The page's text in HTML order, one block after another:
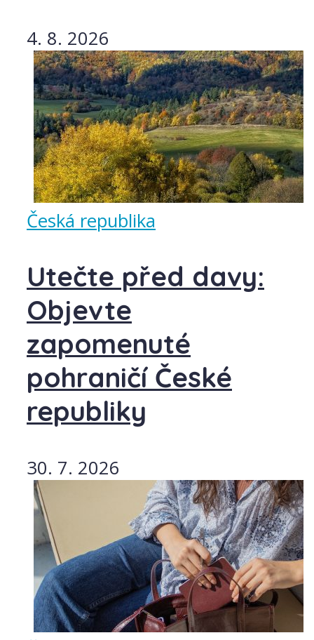
4. 8. 2026
Česká republika
Utečte před davy:
Objevte
zapomenuté
pohraničí České
republiky
30. 7. 2026